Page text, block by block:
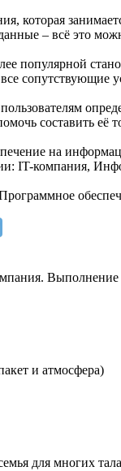
которая
– всё это
популярной
все
составить её
на
IT-компания,
Выполнение
и атмосфера)
для многих